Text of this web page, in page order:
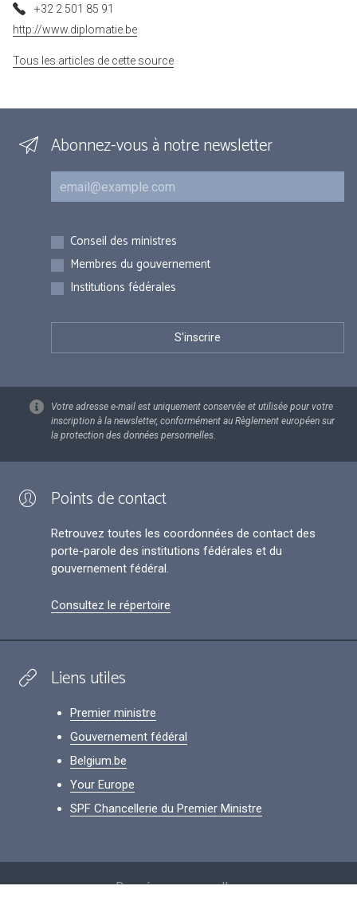
+32 2 501 85 91
http://www.diplomatie.be
Tous les articles de cette source
Abonnez-vous à notre newsletter
Courriel
Inscriptions
Conseil des ministres
Membres du gouvernement
Institutions fédérales
Votre adresse e-mail est uniquement conservée et utilisée pour votre
inscription à la newsletter, conformément au Règlement européen sur
la protection des données personnelles.
Points de contact
Retrouvez toutes les coordonnées de contact des
porte-parole des institutions fédérales et du
gouvernement fédéral.
Consultez le répertoire
Liens utiles
Premier ministre
Gouvernement fédéral
Belgium.be
Your Europe
SPF Chancellerie du Premier Ministre
Données personnelles